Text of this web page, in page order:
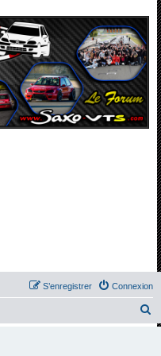
Connexion
S’enregistrer